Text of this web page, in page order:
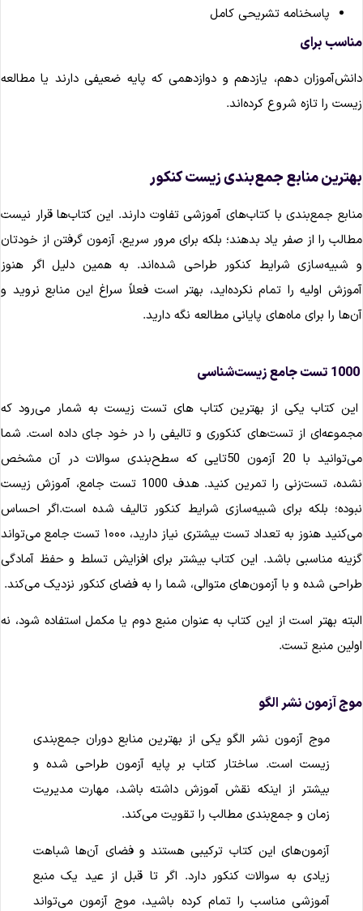
پاسخنامه تشریحی کامل
برای
دهم، یازدهم و دوازدهمی که پایه ضعیفی دارند یا مطالعه
را تازه شروع کرده‌اند.
منابع جمع‌بندی زیست کنکور
جمع‌بندی با کتاب‌های آموزشی تفاوت دارند. این کتاب‌ها قرار نیست
را از صفر یاد بدهند؛ بلکه برای مرور سریع، آزمون گرفتن از خودتان
شبیه‌سازی شرایط کنکور طراحی شده‌اند. به همین دلیل اگر هنوز
اولیه را تمام نکرده‌اید، بهتر است فعلاً سراغ این منابع نروید و
را برای ماه‌های پایانی مطالعه نگه دارید.
کتاب یکی از بهترین کتاب های تست زیست به شمار می‌رود که
از تست‌های کنکوری و تالیفی را در خود جای داده است. شما
می‌توانید با 20 آزمون 50تایی که سطح‌بندی سوالات در آن مشخص
نشده، تست‌زنی را تمرین کنید. هدف 1000 تست جامع، آموزش زیست
بلکه برای شبیه‌سازی شرایط کنکور تالیف شده است.اگر احساس
می‌کنید هنوز به تعداد تست بیشتری نیاز دارید، ۱۰۰۰ تست جامع می‌تواند
مناسبی باشد. این کتاب بیشتر برای افزایش تسلط و حفظ آمادگی
شده و با آزمون‌های متوالی، شما را به فضای کنکور نزدیک می‌کند.
بهتر است از این کتاب به عنوان منبع دوم یا مکمل استفاده شود، نه
منبع تست.
آزمون نشر الگو
موج آزمون نشر الگو یکی از بهترین منابع دوران جمع‌بندی
زیست است. ساختار کتاب بر پایه آزمون طراحی شده و
بیشتر از اینکه نقش آموزش داشته باشد، مهارت مدیریت
زمان و جمع‌بندی مطالب را تقویت می‌کند.
آزمون‌های این کتاب ترکیبی هستند و فضای آن‌ها شباهت
زیادی به سوالات کنکور دارد. اگر تا قبل از عید یک منبع
آموزشی مناسب را تمام کرده باشید، موج آزمون می‌تواند